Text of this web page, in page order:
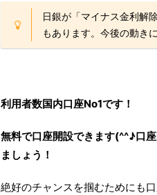
日銀が「マイナス金利解
もあります。今後の動き
利用者数国内口座No1です！
無料で口座開設できます(^^♪口
ましょう！
絶好のチャンスを掴むためにも